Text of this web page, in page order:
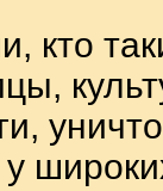
кто